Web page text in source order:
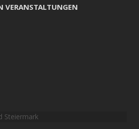
VERANSTALTUNGEN
Steiermark